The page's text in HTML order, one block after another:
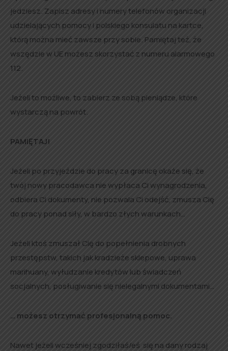
jedziesz. Zapisz adresy i numery telefonów organizacji
udzielających pomocy i polskiego konsulatu na kartce,
którą można mieć zawsze przy sobie. Pamiętaj też, że
wszędzie w UE możesz skorzystać z numeru alarmowego
112.
Jeżeli to możliwe, to zabierz ze sobą pieniądze, które
wystarczą na powrót.
PAMIĘTAJ!
Jeżeli po przyjeździe do pracy za granicę okaże się, że
twój nowy pracodawca nie wypłaca Ci wynagrodzenia,
odbiera Ci dokumenty, nie pozwala Ci odejść, zmusza Cię
do pracy ponad siły, w bardzo złych warunkach…
Jeżeli ktoś zmuszał Cię do popełnienia drobnych
przestępstw, takich jak kradzieże sklepowe, uprawa
marihuany, wyłudzanie kredytów lub świadczeń
socjalnych, posługiwanie się nielegalnymi dokumentami…
… możesz otrzymać profesjonalną pomoc.
Nawet jeżeli wcześniej zgodziłaś/eś się na dany rodzaj